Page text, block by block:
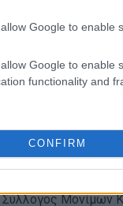
Google to enable
Google to enable
functionality and
CONFIRM
και να
της ελεύθερης
της
Μονίμων